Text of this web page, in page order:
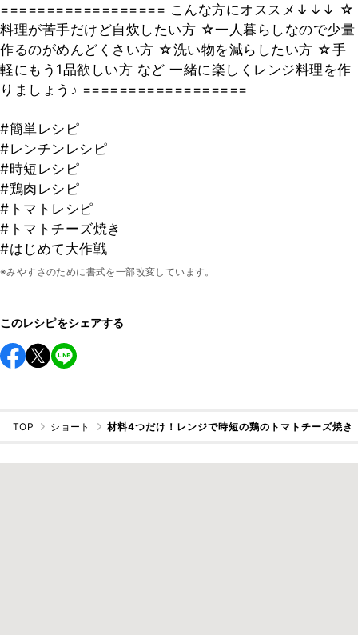
================== こんな方にオススメ↓↓↓ ☆
料理が苦手だけど自炊したい方 ☆一人暮らしなので少量
作るのがめんどくさい方 ☆洗い物を減らしたい方 ☆手
軽にもう1品欲しい方 など 一緒に楽しくレンジ料理を作
りましょう♪ ==================
#簡単レシピ
#レンチンレシピ
#時短レシピ
#鶏肉レシピ
#トマトレシピ
#トマトチーズ焼き
#はじめて大作戦
※みやすさのために書式を一部改変しています。
このレシピをシェアする
TOP ショート 材料4つだけ！レンジで時短の鶏のトマトチーズ焼き